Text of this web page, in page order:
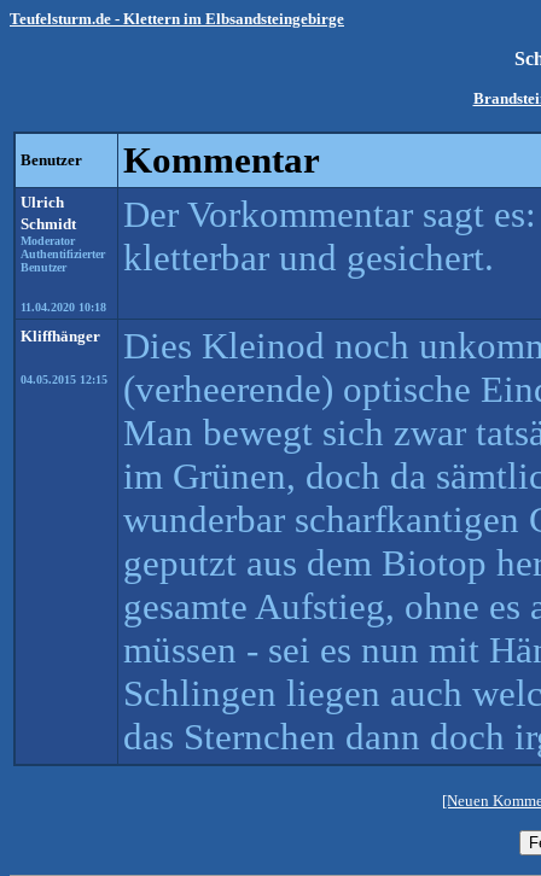
Teufelsturm.de - Klettern im Elbsandsteingebirge
Benutzer Kommentar
Ulrich
Schmidt
Moderator
Authentifizierter
Benutzer
11.04.2020 10:18
Der Vorkommentar sagt
kletterbar und gesichert.
Kliffhänger
04.05.2015 12:15
Dies Kleinod noch
(verheerende) optische
Man bewegt sich zwar
im Grünen, doch da
wunderbar scharfkantigen
geputzt aus dem Biotop
gesamte Aufstieg, ohne es
müssen - sei es nun mit
Schlingen liegen auch
das Sternchen dann doch
[Neuen